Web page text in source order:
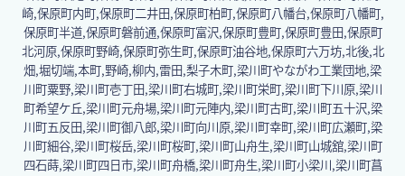
崎,保原町内町,保原町二井田,保原町柏町,保原町八幡台,保原町八幡町,
保原町半道,保原町磐前通,保原町富沢,保原町豊町,保原町豊田,保原町
北河原,保原町野崎,保原町弥生町,保原町油谷地,保原町六万坊,北後,北
畑,堀切端,本町,野崎,柳内,雷田,梨子木町,梁川町やながわ工業団地,梁
川町粟野,梁川町壱丁田,梁川町右城町,梁川町栄町,梁川町下川原,梁川
町希望ケ丘,梁川町元舟場,梁川町元陣内,梁川町古町,梁川町五十沢,梁
川町五反田,梁川町御八郎,梁川町向川原,梁川町幸町,梁川町広瀬町,梁
川町細谷,梁川町桜岳,梁川町桜町,梁川町山舟生,梁川町山城舘,梁川町
四石蒔,梁川町四日市,梁川町舟橋,梁川町舟生,梁川町小梁川,梁川町菖